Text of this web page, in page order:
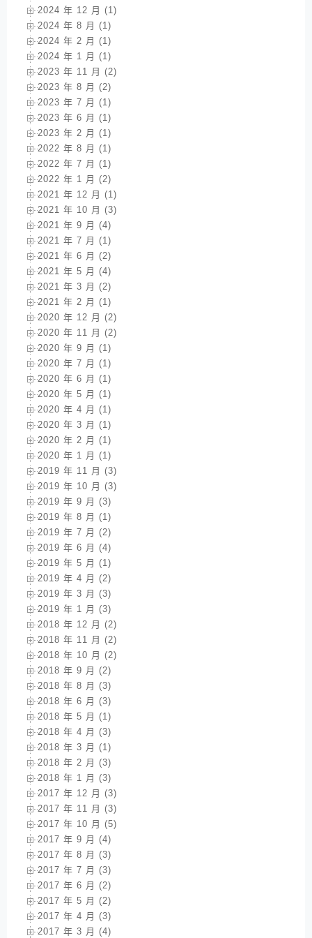
2024 年 12 月 (1)
2024 年 8 月 (1)
2024 年 2 月 (1)
2024 年 1 月 (1)
2023 年 11 月 (2)
2023 年 8 月 (2)
2023 年 7 月 (1)
2023 年 6 月 (1)
2023 年 2 月 (1)
2022 年 8 月 (1)
2022 年 7 月 (1)
2022 年 1 月 (2)
2021 年 12 月 (1)
2021 年 10 月 (3)
2021 年 9 月 (4)
2021 年 7 月 (1)
2021 年 6 月 (2)
2021 年 5 月 (4)
2021 年 3 月 (2)
2021 年 2 月 (1)
2020 年 12 月 (2)
2020 年 11 月 (2)
2020 年 9 月 (1)
2020 年 7 月 (1)
2020 年 6 月 (1)
2020 年 5 月 (1)
2020 年 4 月 (1)
2020 年 3 月 (1)
2020 年 2 月 (1)
2020 年 1 月 (1)
2019 年 11 月 (3)
2019 年 10 月 (3)
2019 年 9 月 (3)
2019 年 8 月 (1)
2019 年 7 月 (2)
2019 年 6 月 (4)
2019 年 5 月 (1)
2019 年 4 月 (2)
2019 年 3 月 (3)
2019 年 1 月 (3)
2018 年 12 月 (2)
2018 年 11 月 (2)
2018 年 10 月 (2)
2018 年 9 月 (2)
2018 年 8 月 (3)
2018 年 6 月 (3)
2018 年 5 月 (1)
2018 年 4 月 (3)
2018 年 3 月 (1)
2018 年 2 月 (3)
2018 年 1 月 (3)
2017 年 12 月 (3)
2017 年 11 月 (3)
2017 年 10 月 (5)
2017 年 9 月 (4)
2017 年 8 月 (3)
2017 年 7 月 (3)
2017 年 6 月 (2)
2017 年 5 月 (2)
2017 年 4 月 (3)
2017 年 3 月 (4)